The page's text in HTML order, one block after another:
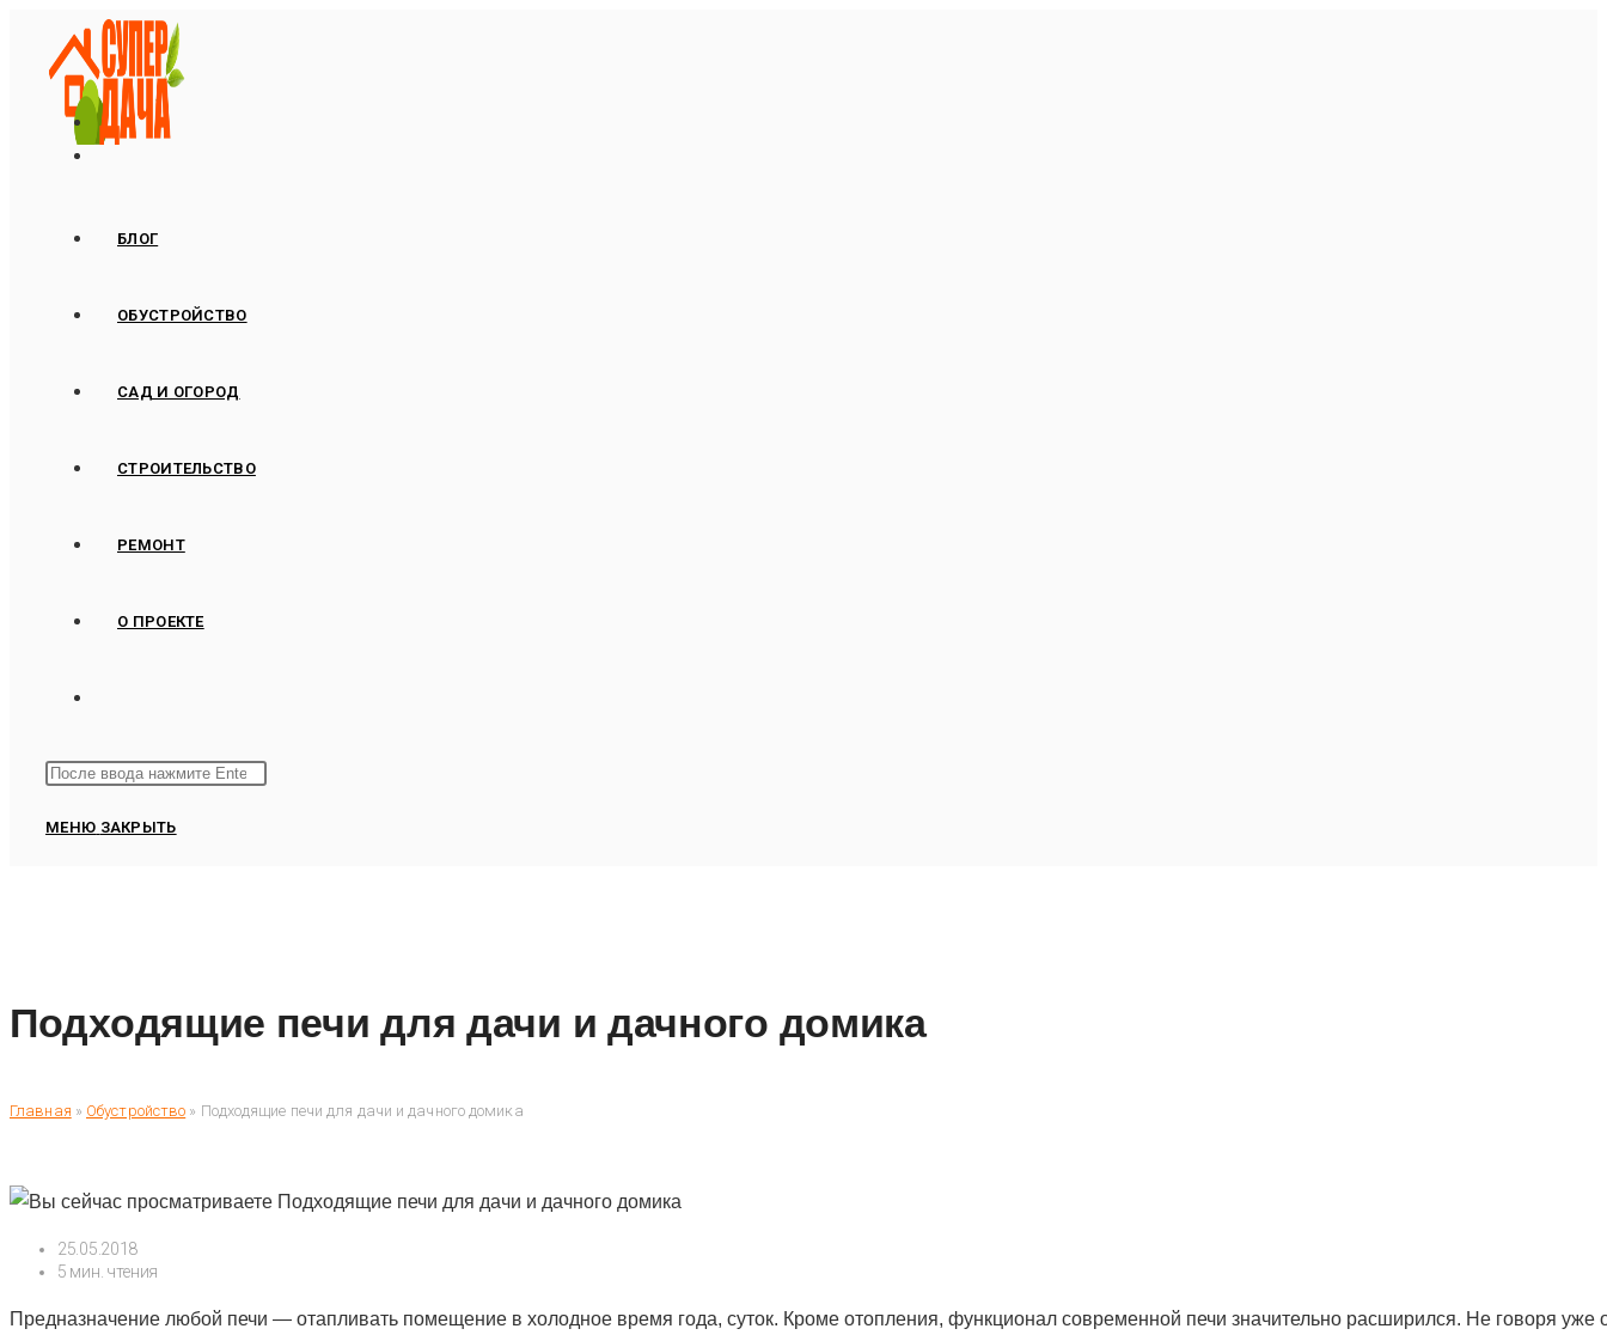
Перейти
содержимому
БЛОГ
ОБУСТРОЙСТВО
САД И ОГОРОД
СТРОИТЕЛЬСТВО
РЕМОНТ
О ПРОЕКТЕ
ПОИСК
Поиск
сайте
МЕНЮ ЗАКРЫТЬ
Подходящие печи для дачи и дачного домика
Главная » Обустройство » Подходящие печи для дачи и дачного домика
Запись
опубликована:
25.05.2018
Время
5 мин. чтения
Предназначение любой печи — отапливать помещение в холодное время года, суток. Кроме отопления, функционал современной печи значительно расширился. Не говоря уже